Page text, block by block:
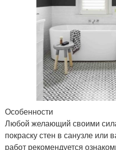
Особенности
Любой желающий своими
покраску стен в санузле или
работ рекомендуется